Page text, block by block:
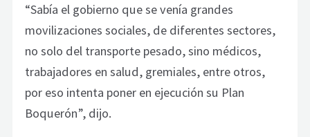
“Sabía el gobierno que se venía grandes
movilizaciones sociales, de diferentes sectores,
no solo del transporte pesado, sino médicos,
trabajadores en salud, gremiales, entre otros,
por eso intenta poner en ejecución su Plan
Boquerón”, dijo.